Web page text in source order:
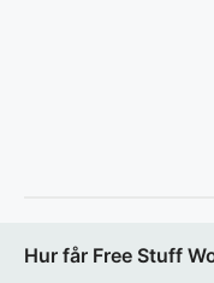
Hur får Free Stuff